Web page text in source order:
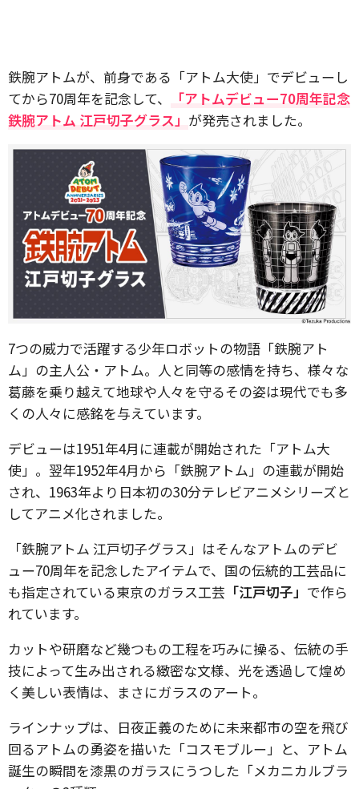
鉄腕アトムが、前身である「アトム大使」でデビューし
てから70周年を記念して、
「アトムデビュー70周年記念
鉄腕アトム 江戸切子グラス」 が発売されました。
7つの威力で活躍する少年ロボットの物語「鉄腕アト
ム」の主人公・アトム。人と同等の感情を持ち、様々な
葛藤を乗り越えて地球や人々を守るその姿は現代でも多
くの人々に感銘を与えています。
デビューは1951年4月に連載が開始された「アトム大
使」。翌年1952年4月から「鉄腕アトム」の連載が開始
され、1963年より日本初の30分テレビアニメシリーズと
してアニメ化されました。
「鉄腕アトム 江戸切子グラス」はそんなアトムのデビ
ュー70周年を記念したアイテムで、国の伝統的工芸品に
も指定されている東京のガラス工芸 「江戸切子」 で作ら
れています。
カットや研磨など幾つもの工程を巧みに操る、伝統の手
技によって生み出される緻密な文様、光を透過して煌め
く美しい表情は、まさにガラスのアート。
ラインナップは、日夜正義のために未来都市の空を飛び
回るアトムの勇姿を描いた「コスモブルー」と、アトム
誕生の瞬間を漆黒のガラスにうつした「メカニカルブラ